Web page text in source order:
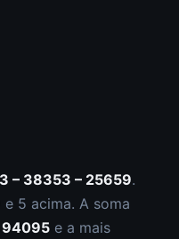
– 38353 – 25659.
e 5 acima. A soma
94095 e a mais